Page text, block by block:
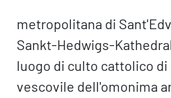
metropolitana di
Sankt-Hedwigs-
luogo di culto cattolico di
vescovile dell'omonima